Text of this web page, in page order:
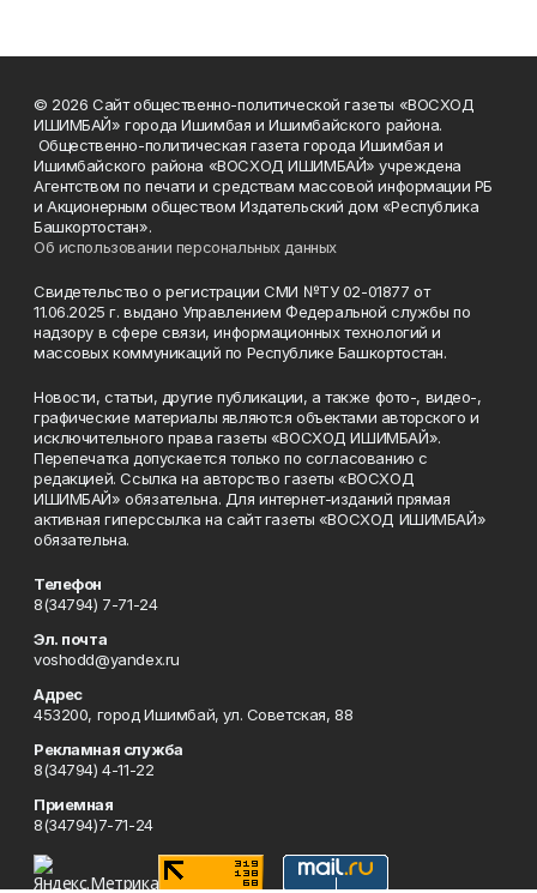
© 2026 Сайт общественно-политической газеты «ВОСХОД
ИШИМБАЙ» города Ишимбая и Ишимбайского района.
Общественно-политическая газета города Ишимбая и
Ишимбайского района «ВОСХОД ИШИМБАЙ» учреждена
Агентством по печати и средствам массовой информации РБ
и Акционерным обществом Издательский дом «Республика
Башкортостан».
Об использовании персональных данных
Свидетельство о регистрации СМИ №ТУ 02-01877 от
11.06.2025 г. выдано Управлением Федеральной службы по
надзору в сфере связи, информационных технологий и
массовых коммуникаций по Республике Башкортостан.
Новости, статьи, другие публикации, а также фото-, видео-,
графические материалы являются объектами авторского и
исключительного права газеты «ВОСХОД ИШИМБАЙ».
Перепечатка допускается только по согласованию с
редакцией. Ссылка на авторство газеты «ВОСХОД
ИШИМБАЙ» обязательна. Для интернет-изданий прямая
активная гиперссылка на сайт газеты «ВОСХОД ИШИМБАЙ»
обязательна.
Телефон
8(34794) 7-71-24
Эл. почта
voshodd@yandex.ru
Адрес
453200, город Ишимбай, ул. Советская, 88
Рекламная служба
8(34794) 4-11-22
Приемная
8(34794)7-71-24